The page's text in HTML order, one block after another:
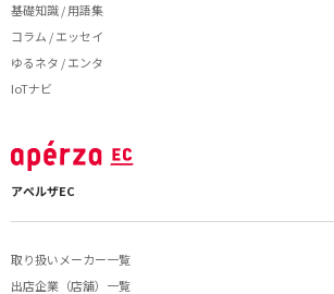
基礎知識 / 用語集
コラム / エッセイ
ゆるネタ / エンタ
IoTナビ
アペルザEC
取り扱いメーカー一覧
出店企業（店舗）一覧